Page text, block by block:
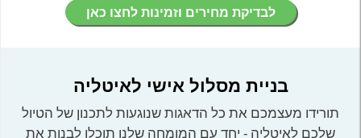
לבדיקת מחירים וזמינות לחצו כאן
בניית מסלול אישי לאיטליה
תורידו מעצמכם את כל הדאגות שנוגעות לתכנון של הטיול
שלכם לאיטליה - יחד עם המומחה שלנו תוכלו לבנות את